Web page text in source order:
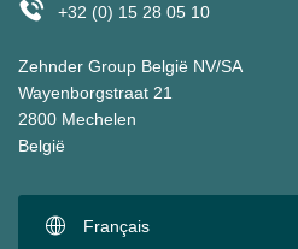
+32 (0) 15 28 05 10
Zehnder Group België NV/SA
Wayenborgstraat 21
2800 Mechelen
België
Français